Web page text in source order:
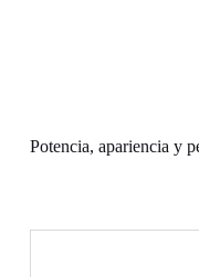
Potencia, apariencia y